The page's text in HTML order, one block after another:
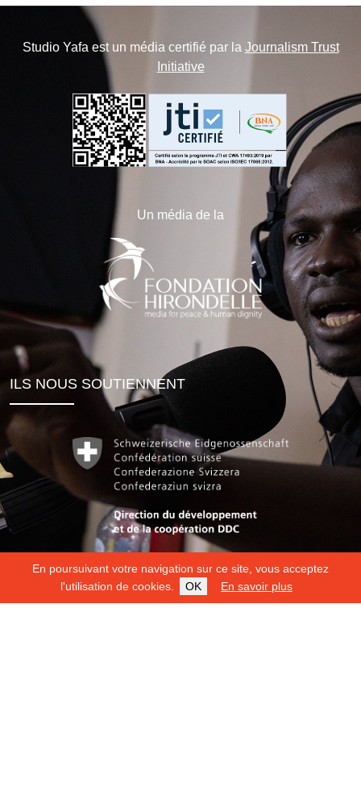
En poursuivant votre navigation sur ce site, vous acceptez
l'utilisation de cookies.
OK En savoir plus
Studio Yafa est un média certifié par la Journalism Trust
Initiative
Un média de la
ILS NOUS SOUTIENNENT